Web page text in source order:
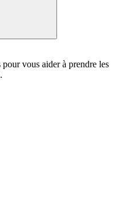
vous aider à prendre les